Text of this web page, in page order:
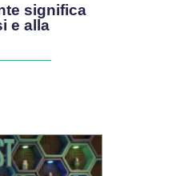
significa
e alla